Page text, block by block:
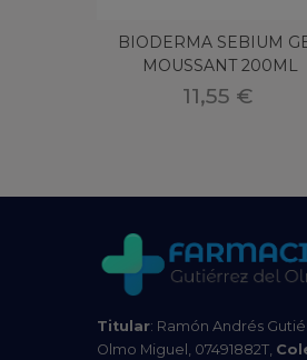
BIODERMA SEBIUM
MOUSSANT 200ML
11,55 €
Titular: Ramón Andrés
Olmo Miguel, 07491882T,